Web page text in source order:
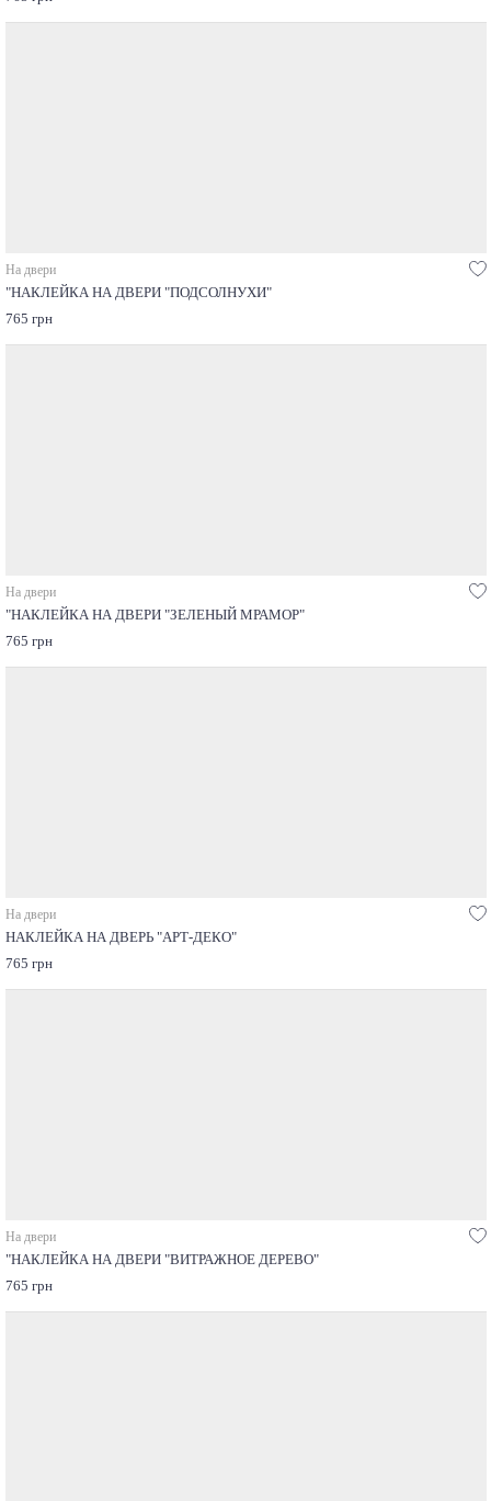
На двери
"НАКЛЕЙКА НА ДВЕРИ "ПОДСОЛНУХИ"
765 грн
На двери
"НАКЛЕЙКА НА ДВЕРИ "ЗЕЛЕНЫЙ МРАМОР"
765 грн
На двери
НАКЛЕЙКА НА ДВЕРЬ "АРТ-ДЕКО"
765 грн
На двери
"НАКЛЕЙКА НА ДВЕРИ "ВИТРАЖНОЕ ДЕРЕВО"
765 грн